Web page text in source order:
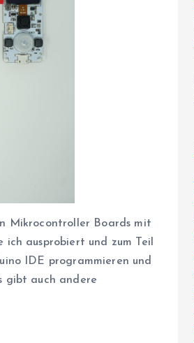
Mikrocontroller Boards mit
ausprobiert und zum Teil
IDE programmieren und
gibt auch andere